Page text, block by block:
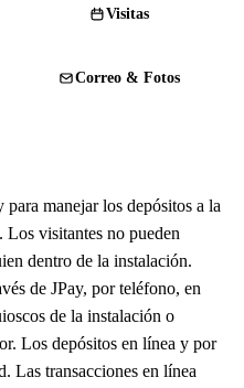
Visitas
Correo & Fotos
manejar los depósitos a la
Los visitantes no pueden
dentro de la instalación.
de JPay, por teléfono, en
de la instalación o
Los depósitos en línea y por
Las transacciones en línea